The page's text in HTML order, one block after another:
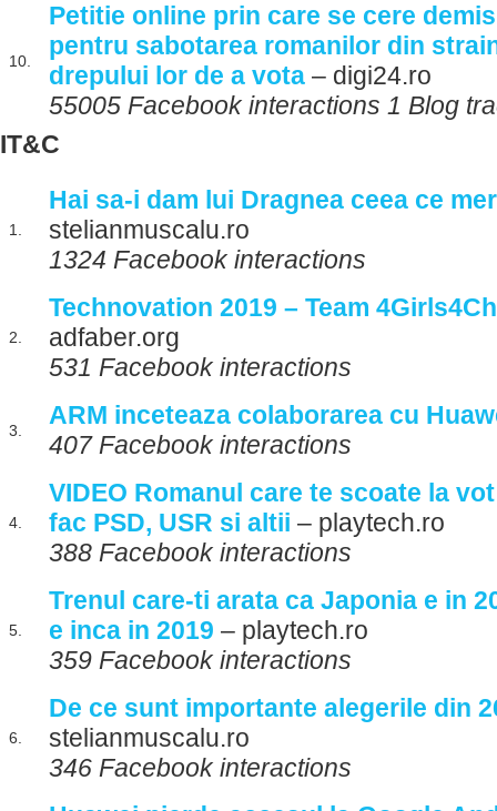
10.
Petitie online prin care se cere
pentru sabotarea romanilor din
drepului lor de a vota – digi24.ro
55005 Facebook interactions 1 Blog
IT&C
1.
Hai sa-i dam lui Dragnea ceea ce
stelianmuscalu.ro
1324 Facebook interactions
2.
Technovation 2019 – Team
adfaber.org
531 Facebook interactions
3.
ARM inceteaza colaborarea cu
407 Facebook interactions
4.
VIDEO Romanul care te scoate la
fac PSD, USR si altii – playtech.ro
388 Facebook interactions
5.
Trenul care-ti arata ca Japonia e in
e inca in 2019 – playtech.ro
359 Facebook interactions
6.
De ce sunt importante alegerile din
stelianmuscalu.ro
346 Facebook interactions